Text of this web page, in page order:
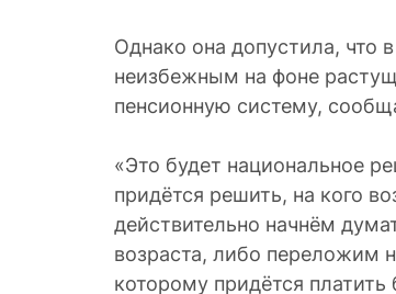
Однако она допустила, что
неизбежным на фоне
пенсионную систему,
«Это будет национальное
придётся решить, на кого
действительно начнём
возраста, либо переложим
которому придётся